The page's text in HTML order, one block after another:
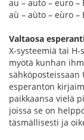
au – auto – euro –
aù – aùto – eùro –
Valtaosa
X-systeemiä tai
myötä kunhan
sähköposteissaan
esperanton
paikkaansa vielä
joissa se on
täsmällisesti ja